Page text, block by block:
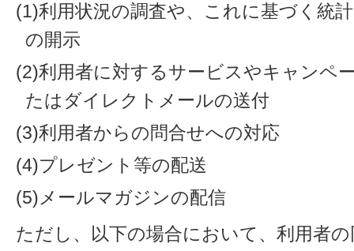
(1)利用状況の調査や、これに基づく統
の開示
(2)利用者に対するサービスやキャンペ
たはダイレクトメールの送付
(3)利用者からの問合せへの対応
(4)プレゼント等の配送
(5)メールマガジンの配信
ただし、以下の場合において、利用者